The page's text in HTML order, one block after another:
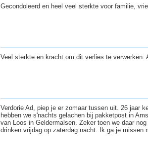
Gecondoleerd en heel veel sterkte voor familie,
Veel sterkte en kracht om dit verlies te verwerken.
Verdorie Ad, piep je er zomaar tussen uit. 26 jaar
hebben we s'nachts gelachen bij pakketpost in
van Loos in Geldermalsen. Zeker toen we daar
drinken vrijdag op zaterdag nacht. Ik ga je missen